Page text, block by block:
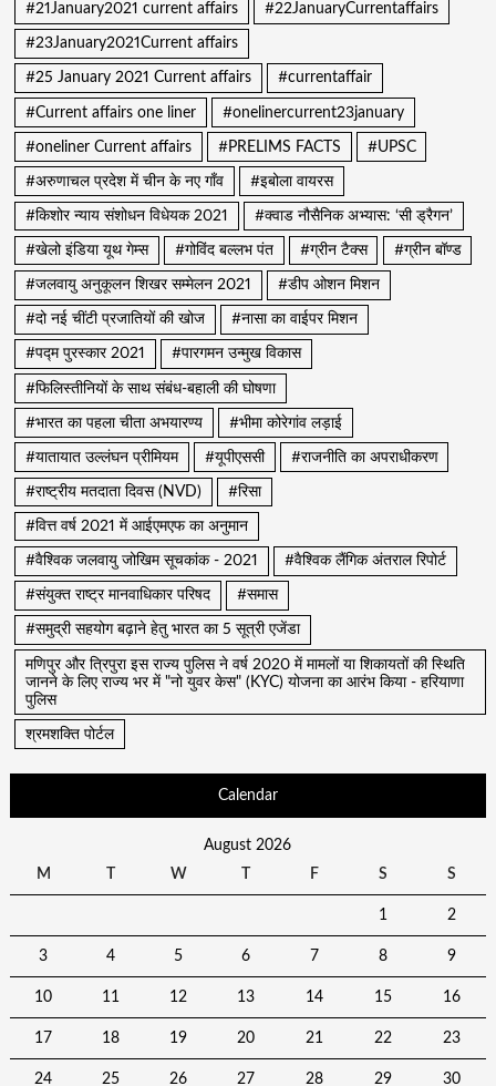
#21January2021 current affairs #22JanuaryCurrentaffairs
#23January2021Current affairs
#25 January 2021 Current affairs #currentaffair
#Current affairs one liner #onelinercurrent23january
#oneliner Current affairs #PRELIMS FACTS #UPSC
#अरुणाचल प्रदेश में चीन के नए गाँव #इबोला वायरस
#किशोर न्याय संशोधन विधेयक 2021 #क्वाड नौसैनिक अभ्यास: ‘सी ड्रैगन’
#खेलो इंडिया यूथ गेम्स #गोविंद बल्लभ पंत #ग्रीन टैक्स #ग्रीन बॉण्ड
#जलवायु अनुकूलन शिखर सम्मेलन 2021 #डीप ओशन मिशन
#दो नई चींटी प्रजातियों की खोज #नासा का वाईपर मिशन
#पद्म पुरस्कार 2021 #पारगमन उन्मुख विकास
#फिलिस्तीनियों के साथ संबंध-बहाली की घोषणा
#भारत का पहला चीता अभयारण्य #भीमा कोरेगांव लड़ाई
#यातायात उल्लंघन प्रीमियम #यूपीएससी #राजनीति का अपराधीकरण
#राष्ट्रीय मतदाता दिवस (NVD) #रिसा
#वित्त वर्ष 2021 में आईएमएफ का अनुमान
#वैश्विक जलवायु जोखिम सूचकांक - 2021 #वैश्विक लैंगिक अंतराल रिपोर्ट
#संयुक्त राष्ट्र मानवाधिकार परिषद #समास
#समुद्री सहयोग बढ़ाने हेतु भारत का 5 सूत्री एजेंडा
मणिपुर और त्रिपुरा इस राज्य पुलिस ने वर्ष 2020 में मामलों या शिकायतों की स्थिति
जानने के लिए राज्य भर में "नो युवर केस" (KYC) योजना का आरंभ किया - हरियाणा
पुलिस
श्रमशक्ति पोर्टल
Calendar
August 2026
M
W F S S
1 2
3 4 5 6 7 8 9
10 11 12 13 14 15 16
17 18 19 20 21 22 23
24 25 26 27 28 29 30